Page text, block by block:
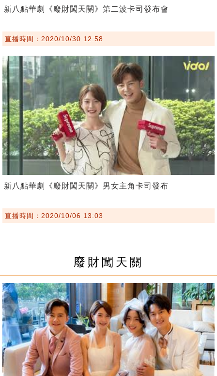
新八點華劇《廢財闖天關》第二波卡司發布會
直播時間：2020/10/30 12:58
新八點華劇《廢財闖天關》男女主角卡司發布
直播時間：2020/10/06 13:03
廢財闖天關